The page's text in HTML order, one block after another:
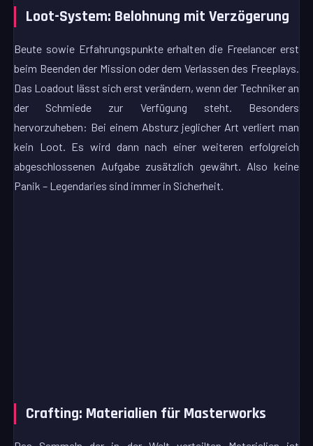
Loot-System: Belohnung mit Verzögerung
Beute sowie Erfahrungspunkte erhalten die Freelancer erst
beim Beenden der Mission oder dem Verlassen des Freeplays.
Das Loadout lässt sich erst verändern, wenn der Techniker an
der Schmiede zur Verfügung steht. Besonders
hervorzuheben: Bei einem Absturz jeglicher Art verliert man
kein Loot. Es wird dann nach einer weiteren erfolgreich
abgeschlossenen Aufgabe zusätzlich gewährt. Also keine
Panik – Legendaries sind immer in Sicherheit.
Crafting: Materialien für Masterworks